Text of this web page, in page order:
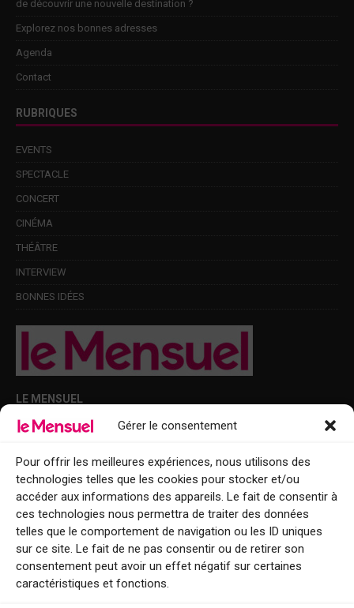
Gérer le consentement
Pour offrir les meilleures expériences, nous utilisons des
technologies telles que les cookies pour stocker et/ou
accéder aux informations des appareils. Le fait de consentir à
ces technologies nous permettra de traiter des données
telles que le comportement de navigation ou les ID uniques
sur ce site. Le fait de ne pas consentir ou de retirer son
consentement peut avoir un effet négatif sur certaines
caractéristiques et fonctions.
de découvrir une nouvelle destination ?
Explorez nos bonnes adresses
Agenda
Contact
RUBRIQUES
EVENTS
SPECTACLE
CONCERT
CINÉMA
THÉÂTRE
INTERVIEW
BONNES IDÉES
LE MENSUEL
Points de diffusion Var et Alpes-Maritimes : oû trouver Le Mensuel ?
Le Mensuel en PDF : consultez le magazine en ligne
Qui sommes-nous ?
BFM Top Sorties
EVENT
Tourisme week-end : envie de vous évader le temps d’un week-end ou